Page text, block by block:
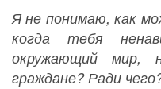
Я не понимаю, как
когда тебя
окружающий мир,
граждане? Ради